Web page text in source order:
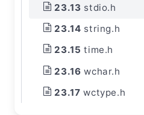
stdio.h
string.h
time.h
wchar.h
wctype.h